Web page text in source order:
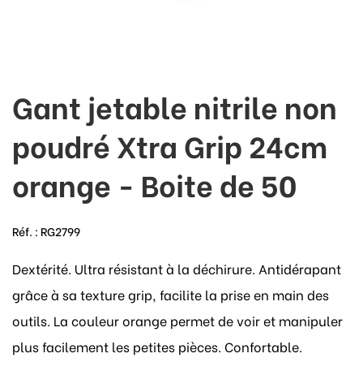
Gant jetable nitrile non
poudré Xtra Grip 24cm
orange - Boite de 50
Réf. : RG2799
Dextérité. Ultra résistant à la déchirure. Antidérapant
grâce à sa texture grip, facilite la prise en main des
outils. La couleur orange permet de voir et manipuler
plus facilement les petites pièces. Confortable.